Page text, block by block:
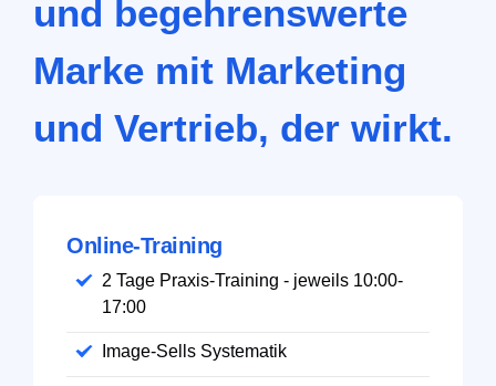
und begehrenswerte
Marke mit Marketing
und Vertrieb, der wirkt.
Online-Training
2 Tage Praxis-Training - jeweils 10:00-
17:00
Image-Sells Systematik